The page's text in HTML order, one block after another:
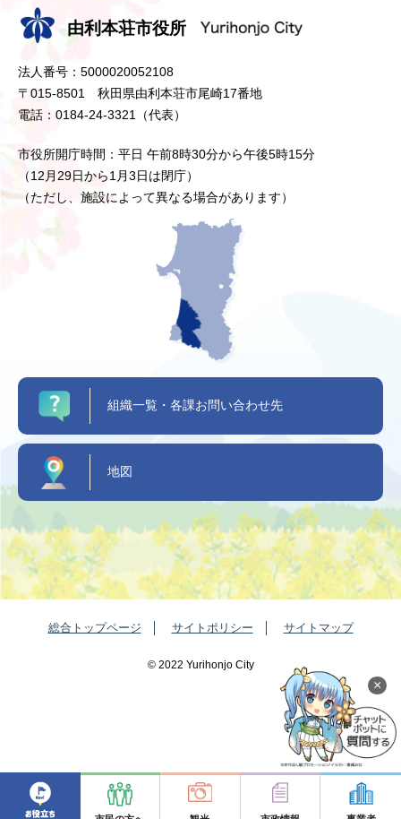
×
由利本荘市役所
法人番号：5000020052108
〒015-8501 秋田県由利本荘市尾崎17番地
電話：0184-24-3321（代表）
市役所開庁時間：平日 午前8時30分から午後5時15分
（12月29日から1月3日は閉庁）
（ただし、施設によって異なる場合があります）
組織一覧・各課お問い合わせ先
地図
総合トップページ サイトポリシー サイトマップ
©️ 2022 Yurihonjo City